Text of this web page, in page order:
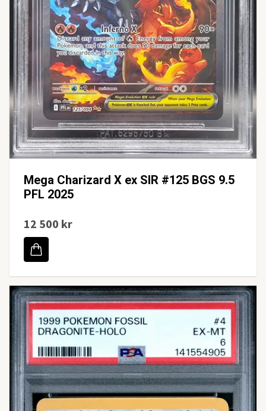
Mega Charizard X ex SIR #125 BGS 9.5
PFL 2025
12 500 kr